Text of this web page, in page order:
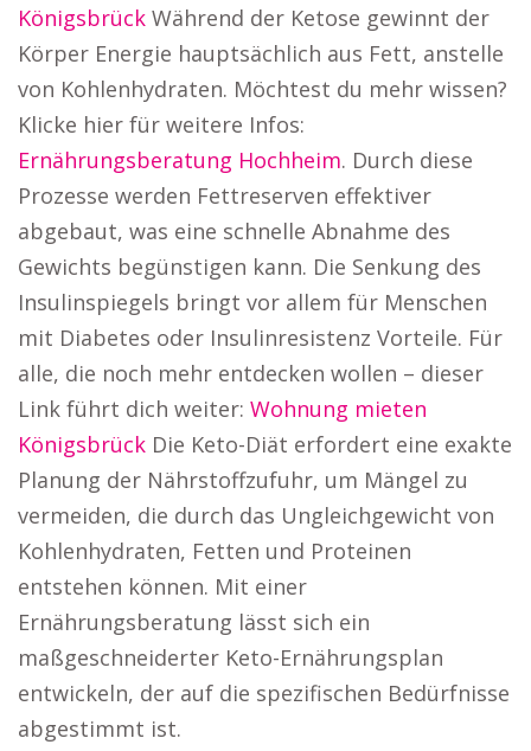
Königsbrück Während der Ketose gewinnt der
Körper Energie hauptsächlich aus Fett, anstelle
von Kohlenhydraten. Möchtest du mehr wissen?
Klicke hier für weitere Infos:
Ernährungsberatung Hochheim. Durch diese
Prozesse werden Fettreserven effektiver
abgebaut, was eine schnelle Abnahme des
Gewichts begünstigen kann. Die Senkung des
Insulinspiegels bringt vor allem für Menschen
mit Diabetes oder Insulinresistenz Vorteile. Für
alle, die noch mehr entdecken wollen – dieser
Link führt dich weiter: Wohnung mieten
Königsbrück Die Keto-Diät erfordert eine exakte
Planung der Nährstoffzufuhr, um Mängel zu
vermeiden, die durch das Ungleichgewicht von
Kohlenhydraten, Fetten und Proteinen
entstehen können. Mit einer
Ernährungsberatung lässt sich ein
maßgeschneiderter Keto-Ernährungsplan
entwickeln, der auf die spezifischen Bedürfnisse
abgestimmt ist.